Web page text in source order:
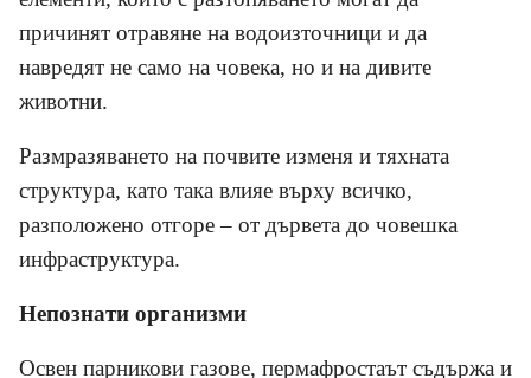
причинят отравяне на водоизточници и да
навредят не само на човека, но и на дивите
животни.
Размразяването на почвите изменя и тяхната
структура, като така влияе върху всичко,
разположено отгоре – от дървета до човешка
инфраструктура.
Непознати организми
Освен парникови газове, пермафростаът съдържа и